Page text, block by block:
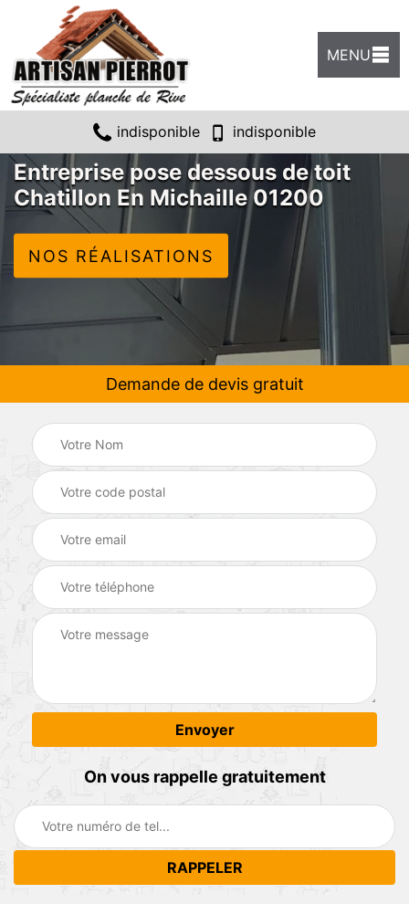
MENU
indisponible indisponible
Entreprise pose dessous de toit
Chatillon En Michaille 01200
NOS RÉALISATIONS
Demande de devis gratuit
On vous rappelle gratuitement